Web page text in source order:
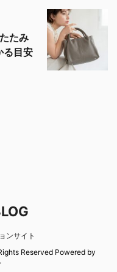
たみ
る目安
ンサイト
Reserved Powered by
.